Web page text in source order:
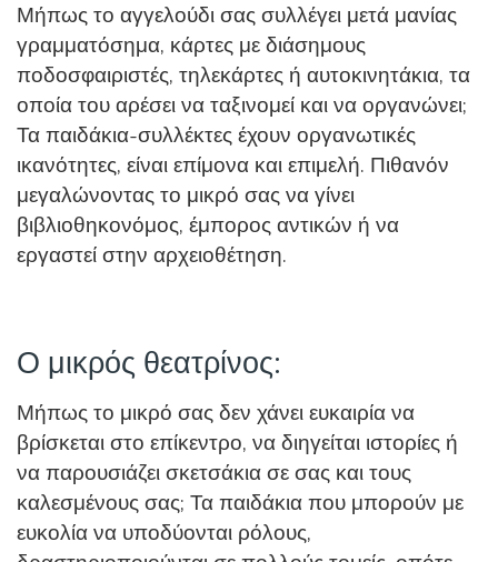
Μήπως το αγγελούδι σας συλλέγει μετά μανίας
γραμματόσημα, κάρτες με διάσημους
ποδοσφαιριστές, τηλεκάρτες ή αυτοκινητάκια, τα
οποία του αρέσει να ταξινομεί και να οργανώνει;
Τα παιδάκια-συλλέκτες έχουν οργανωτικές
ικανότητες, είναι επίμονα και επιμελή. Πιθανόν
μεγαλώνοντας το μικρό σας να γίνει
βιβλιοθηκονόμος, έμπορος αντικών ή να
εργαστεί στην αρχειοθέτηση.
Ο μικρός θεατρίνος:
Μήπως το μικρό σας δεν χάνει ευκαιρία να
βρίσκεται στο επίκεντρο, να διηγείται ιστορίες ή
να παρουσιάζει σκετσάκια σε σας και τους
καλεσμένους σας; Τα παιδάκια που μπορούν με
ευκολία να υποδύονται ρόλους,